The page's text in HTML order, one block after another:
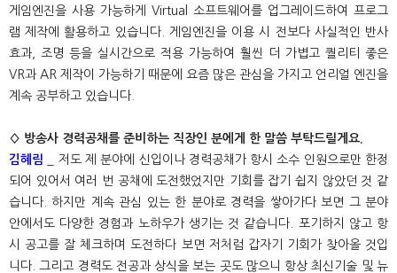
게임엔진을 사용 가능하게 Virtual 소프트웨어를 업그레이드하여 프로그
램 제작에 활용하고 있습니다. 게임엔진을 이용 시 전보다 사실적인 반사
효과, 조명 등을 실시간으로 적용 가능하여 훨씬 더 가볍고 퀄리티 좋은
VR과 AR 제작이 가능하기 때문에 요즘 많은 관심을 가지고 언리얼 엔진을
계속 공부하고 있습니다.
◊ 방송사 경력공채를 준비하는 직장인 분에게 한 말씀 부탁드릴게요.
김혜림 _ 저도 제 분야에 신입이나 경력공채가 항시 소수 인원으로만 한정
되어 있어서 여러 번 공채에 도전했었지만 기회를 잡기 쉽지 않았던 것 같
습니다. 하지만 계속 관심 있는 한 분야로 경력을 쌓아가다 보면 그 분야
안에서도 다양한 경험과 노하우가 생기는 것 같습니다. 포기하지 않고 항
시 공고를 잘 체크하며 도전하다 보면 저처럼 갑자기 기회가 찾아올 것입
니다. 그리고 경력도 전공과 상식을 보는 곳도 많으니 항상 최신기술 및 뉴